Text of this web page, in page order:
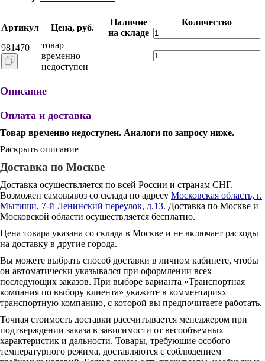
Артикул Цена, руб.
Наличие
на складе
Количество
981470
товар
временно
недоступен
Описание
Оплата и доставка
Товар временно недоступен. Аналоги по запросу ниже.
Раскрыть описание
Доставка по Москве
Доставка осуществляется по всей России и странам СНГ.
Возможен самовывоз со склада по адресу Московская область, г.
Мытищи, 7-й Ленинский переулок, д.13. Доставка по Москве и
Московской области осуществляется бесплатно.
Цена товара указана со склада в Москве и не включает расходы
на доставку в другие города.
Вы можете выбрать способ доставки в личном кабинете, чтобы
он автоматически указывался при оформлении всех
последующих заказов. При выборе варианта «Транспортная
компания по выбору клиента» укажите в комментариях
транспортную компанию, с которой вы предпочитаете работать.
Точная стоимость доставки рассчитывается менеджером при
подтверждении заказа в зависимости от весообъемных
характеристик и дальности. Товары, требующие особого
температурного режима, доставляются с соблюдением